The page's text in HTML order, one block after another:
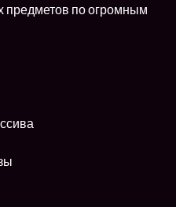
предметов по огромным